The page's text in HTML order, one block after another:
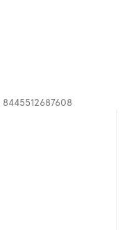
8445512687608